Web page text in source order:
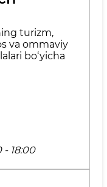
turizm,
va ommaviy
bo‘yicha
- 18:00